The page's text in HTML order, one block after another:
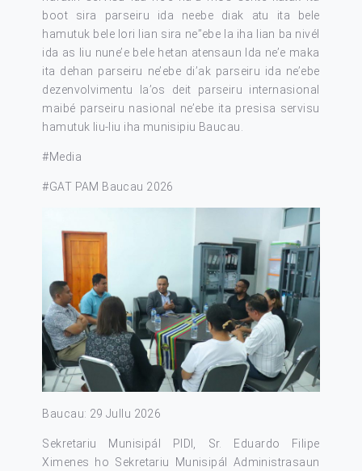
boot sira parseiru ida neebe diak atu ita bele
hamutuk bele lori lian sira ne”ebe la iha lian ba nivél
ida as liu nune’e bele hetan atensaun Ida ne’e maka
ita dehan parseiru ne’ebe di’ak parseiru ida ne’ebe
dezenvolvimentu la’os deit parseiru internasional
maibé parseiru nasional ne’ebe ita presisa servisu
hamutuk liu-liu iha munisipiu Baucau.
#Media
#GAT PAM Baucau 2026
Baucau: 29 Jullu 2026
Sekretariu Munisipál PIDI, Sr. Eduardo Filipe
Ximenes ho Sekretariu Munisipál Administrasaun